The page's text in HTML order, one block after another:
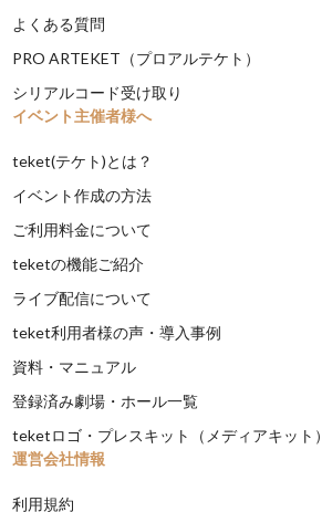
よくある質問
PRO ARTEKET（プロアルテケト）
シリアルコード受け取り
イベント主催者様へ
teket(テケト)とは？
イベント作成の方法
ご利用料金について
teketの機能ご紹介
ライブ配信について
teket利用者様の声・導入事例
資料・マニュアル
登録済み劇場・ホール一覧
teketロゴ・プレスキット（メディアキット）
運営会社情報
利用規約